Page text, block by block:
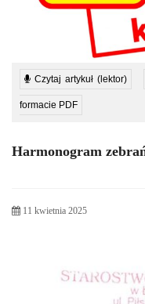
Czytaj artykuł (lektor)
formacie PDF
Harmonogram
11 kwietnia 2025